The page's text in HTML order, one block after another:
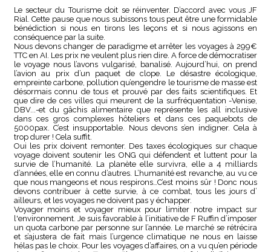
Le secteur du Tourisme doit se réinventer. D’accord avec vous JF
Rial. Cette pause que nous subissons tous peut être une formidable
bénédiction si nous en tirons les leçons et si nous agissons en
conséquence par la suite.
Nous devons changer de paradigme et arrêter les voyages à 299€
TTC en AI. Les prix ne veulent plus rien dire. A force de démocratiser
le voyage nous l’avons vulgarisé, banalisé. Aujourd’hui, on prend
l’avion au prix d’un paquet de clope. Le désastre écologique,
empreinte carbone, pollution qu’engendre le tourisme de masse est
désormais connu de tous et prouvé par des faits scientifiques. Et
que dire de ces villes qui meurent de la surfréquentation -Venise,
DBV...-et du gâchis alimentaire que représente les all inclusive
dans ces gros complexes hôteliers et dans ces paquebots de
5000pax. C’est insupportable. Nous devons s’en indigner. Cela à
trop durer ! Cela suffit.
Oui les prix doivent remonter. Des taxes écologiques sur chaque
voyage doivent soutenir les ONG qui défendent et luttent pour la
survie de l’humanité. La planète elle survivra, elle a 4 milliards
d’années, elle en connu d’autres. L’humanité est revanche, au vu ce
que nous mangeons et nous respirons…C’est moins sûr ! Donc nous
devons contribuer à cette survie, à ce combat, tous les jours d’
ailleurs, et les voyages ne doivent pas y échapper.
Voyager moins et voyager mieux pour limiter notre impact sur
l'environnement. Je suis favorable à l’initiative de F Ruffin d’imposer
un quota carbone par personne sur l’année. Le marché se rétrécira
et s’ajustera de fait mais l’urgence climatique ne nous en laisse
hélas pas le choix. Pour les voyages d’affaires, on a vu qu’en période